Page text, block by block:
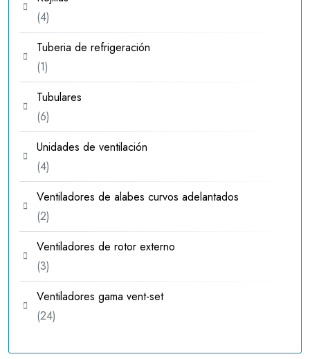
44
productos
Tuberia de refrigeración
11
producto
Tubulares
66
productos
Unidades de ventilación
44
productos
Ventiladores de alabes curvos adelantados
22
productos
Ventiladores de rotor externo
33
productos
Ventiladores gama vent-set
2424